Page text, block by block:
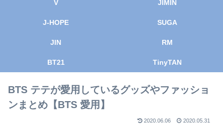
V JIMIN
J-HOPE SUGA
JIN RM
BT21 TinyTAN
BTS テテが愛用しているグッズやファッショ
ンまとめ【BTS 愛用】
2020.06.06 2020.05.31